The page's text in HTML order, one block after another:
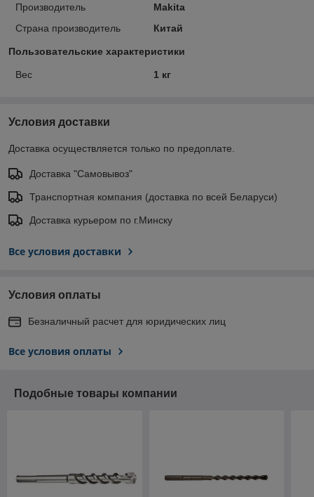
Производитель
Makita
Страна производитель
Китай
Пользовательские характеристики
Вес 1 кг
Условия доставки
Доставка осуществляется только по предоплате.
Доставка "Самовывоз"
Транспортная компания (доставка по всей Беларуси)
Доставка курьером по г.Минску
Все условия доставки
Условия оплаты
Безналичный расчет для юридических лиц
Все условия оплаты
Подобные товары компании